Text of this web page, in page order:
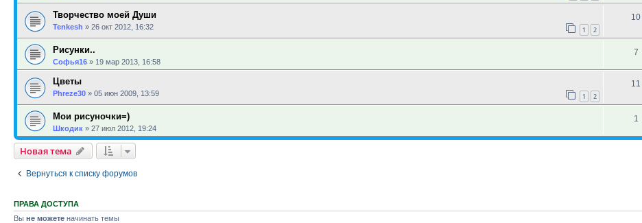
Творчество моей Души
Tenkesh » 26 окт 2012, 16:32 1 2
10
Рисунки..
Софья16 » 19 мар 2013, 16:58
7
Цветы
Phreze30 » 05 июн 2009, 13:59 1 2
11
Мои рисуночки=)
Шкодик » 27 июл 2012, 19:24
1
Новая тема
Вернуться к списку форумов
ПРАВА ДОСТУПА
Вы не можете начинать темы